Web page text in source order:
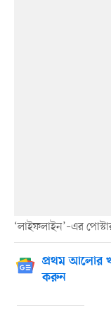
‘লাইফলাইন’–এর
প্রথম আলোর
করুন